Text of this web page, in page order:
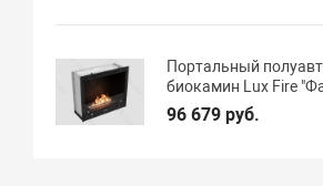
Портальный
биокамин Lux Fire
96 679 руб.